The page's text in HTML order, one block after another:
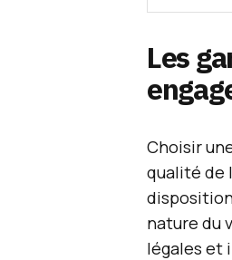
Les
Choisir
qualité de
nature du
légales et